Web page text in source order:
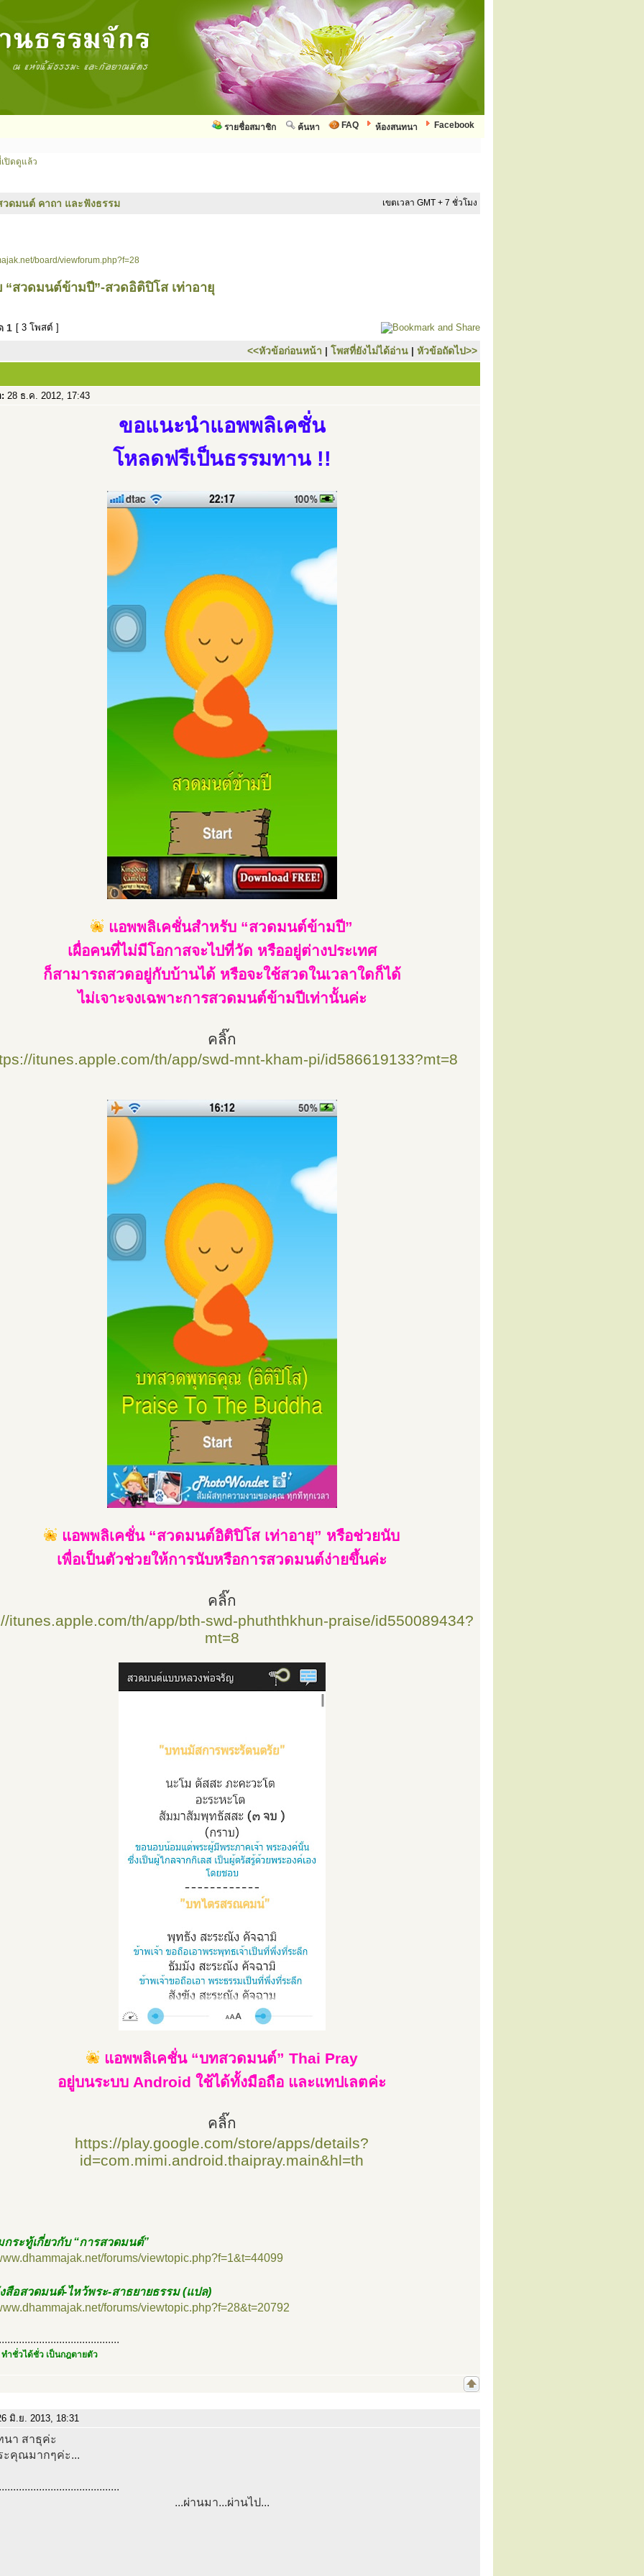
Facebook
ห้องสนทนา
FAQ
ค้นหา
รายชื่อสมาชิก
ปิดดูแล้ว
วดมนต์ คาถา และฟังธรรม เขตเวลา GMT + 7 ชั่วโมง
board/viewforum.php?f=28
สวดมนต์ข้ามปี”-สวดอิติปิโส เท่าอายุ
1 [ 3 โพสต์ ]
<<หัวข้อก่อนหน้า | โพสที่ยังไม่ได้อ่าน | หัวข้อถัดไป>>
28 ธ.ค. 2012, 17:43
ขอแนะนำแอพพลิเคชั่น
โหลดฟรีเป็นธรรมทาน !!
แอพพลิเคชั่นสำหรับ “สวดมนต์ข้ามปี”
เผื่อคนที่ไม่มีโอกาสจะไปที่วัด หรืออยู่ต่างประเทศ
ก็สามารถสวดอยู่กับบ้านได้ หรือจะใช้สวดในเวลาใดก็ได้
ไม่เจาะจงเฉพาะการสวดมนต์ข้ามปีเท่านั้นค่ะ
คลิ๊ก
itunes.apple.com/th/app/swd-mnt-kham-pi/id586619133?mt=8
แอพพลิเคชั่น “สวดมนต์อิติปิโส เท่าอายุ” หรือช่วยนับ
เพื่อเป็นตัวช่วยให้การนับหรือการสวดมนต์ง่ายขึ้นค่ะ
คลิ๊ก
itunes.apple.com/th/app/bth-swd-phuththkhun-praise/id550089434?
mt=8
แอพพลิเคชั่น “บทสวดมนต์” Thai Pray
อยู่บนระบบ Android ใช้ได้ทั้งมือถือ และแทปเลตค่ะ
คลิ๊ก
https://play.google.com/store/apps/details?
id=com.mimi.android.thaipray.main&hl=th
กระทู้เกี่ยวกับ “การสวดมนต์”
forums/viewtopic.php?f=1&t=44099
สือสวดมนต์-ไหว้พระ-สาธยายธรรม (แปล)
forums/viewtopic.php?f=28&t=20792
ำชั่วได้ชั่ว เป็นกฎตายตัว
มิ.ย. 2013, 18:31
า สาธุค่ะ
ะคุณมากๆค่ะ...
...ผ่านมา...ผ่านไป...